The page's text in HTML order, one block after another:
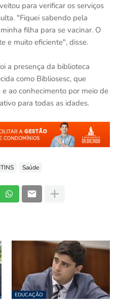
para verificar os serviços
"Fiquei sabendo pela
filha para se vacinar. O
e muito eficiente", disse.
a presença da biblioteca
como Bibliosesc, que
ao conhecimento por meio de
para todas as idades.
Saúde
EDUCAÇÃO